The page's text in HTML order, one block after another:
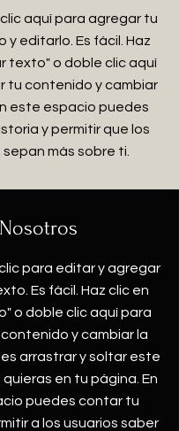
aquí para agregar tu
y editarlo. Es fácil. Haz
texto" o doble clic aquí
tu contenido y cambiar
este espacio puedes
y permitir que los
más sobre ti.
Nosotros
para editar y agregar
Es fácil. Haz clic en
o doble clic aquí para
y cambiar la
arrastrar y soltar este
en tu página. En
puedes contar tu
a los usuarios saber